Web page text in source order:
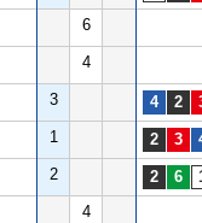
6
4
3
1
2
4